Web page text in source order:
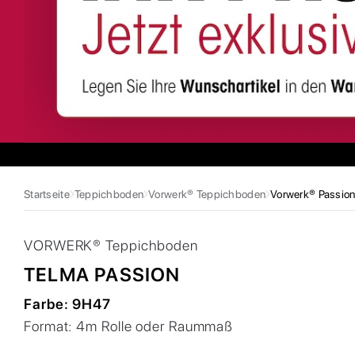
Startseite Teppichboden Vorwerk® Teppichboden Vorwerk® Passion
VORWERK® Teppichboden
TELMA PASSION
Farbe:9H47
Format:4m Rolle oder Raummaß